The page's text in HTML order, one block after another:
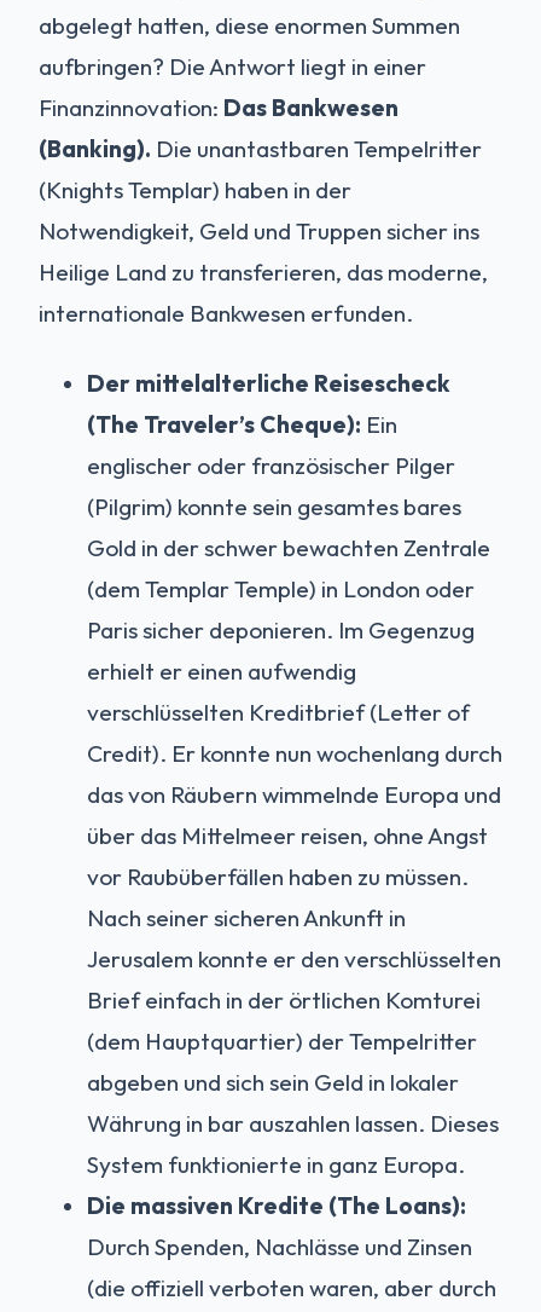
abgelegt hatten, diese enormen Summen
aufbringen? Die Antwort liegt in einer
Finanzinnovation: Das Bankwesen
(Banking). Die unantastbaren Tempelritter
(Knights Templar) haben in der
Notwendigkeit, Geld und Truppen sicher ins
Heilige Land zu transferieren, das moderne,
internationale Bankwesen erfunden.
Der mittelalterliche Reisescheck
(The Traveler’s Cheque): Ein
englischer oder französischer Pilger
(Pilgrim) konnte sein gesamtes bares
Gold in der schwer bewachten Zentrale
(dem Templar Temple) in London oder
Paris sicher deponieren. Im Gegenzug
erhielt er einen aufwendig
verschlüsselten Kreditbrief (Letter of
Credit). Er konnte nun wochenlang durch
das von Räubern wimmelnde Europa und
über das Mittelmeer reisen, ohne Angst
vor Raubüberfällen haben zu müssen.
Nach seiner sicheren Ankunft in
Jerusalem konnte er den verschlüsselten
Brief einfach in der örtlichen Komturei
(dem Hauptquartier) der Tempelritter
abgeben und sich sein Geld in lokaler
Währung in bar auszahlen lassen. Dieses
System funktionierte in ganz Europa.
Die massiven Kredite (The Loans):
Durch Spenden, Nachlässe und Zinsen
(die offiziell verboten waren, aber durch